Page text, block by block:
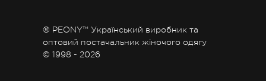
® PEONY™ Український виробник та
оптовий постачальник жіночого одягу
© 1998 - 2026